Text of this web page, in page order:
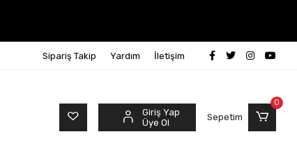
Sipariş Takip Yardım İletişim
Giriş Yap
Üye Ol
Sepetim
0